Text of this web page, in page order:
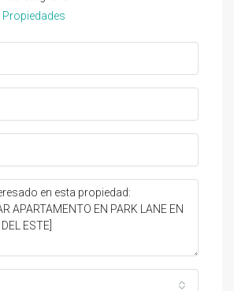
Propiedades